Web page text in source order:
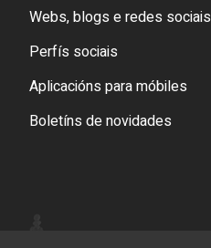
Webs, blogs e redes sociais
Perfís sociais
Aplicacións para móbiles
Boletíns de novidades